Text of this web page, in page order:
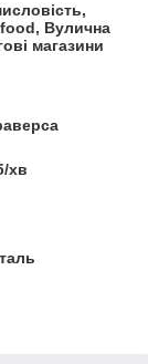
Вулична
магазини
хв